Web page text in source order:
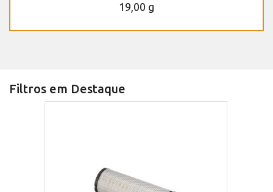
19,00 g
Filtros em Destaque